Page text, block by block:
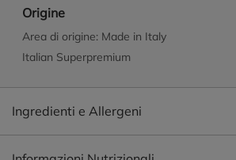
garantiscono ogni giorno il benessere dei
quattro zampe. Formulazioni con materie
come i semi di lino, fonte di acidi grassi
e del pelo e gli agrumi, fonte di vitamina
funzione fisiologica del sistema
e conservanti artificiali aggiunti.
Origine
Area di origine: Made in Italy
Italian Superpremium
Ingredienti e Allergeni